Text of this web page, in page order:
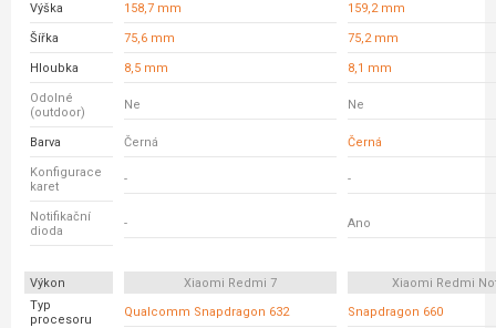
Výška 158,7 mm 159,2 mm
Šířka 75,6 mm 75,2 mm
Hloubka 8,5 mm 8,1 mm
Odolné
(outdoor)
Ne Ne
Barva Černá Černá
Konfigurace
karet
- -
Notifikační
dioda
- Ano
Výkon Xiaomi Redmi 7
Xiaomi Redmi
Typ
procesoru
Qualcomm Snapdragon 632 Snapdragon 660